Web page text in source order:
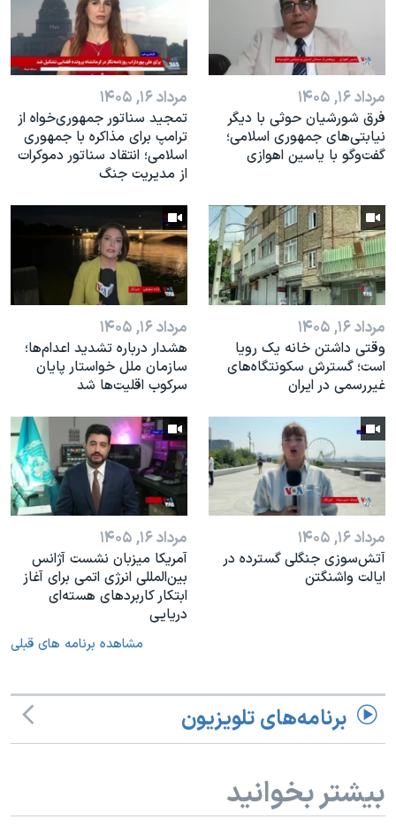
نرگس محمدی برنده جایزه نوبل صلح
همایش محافظه‌کاران آمریکا «سی‌پک»
صفحه‌های ویژه
سفر پرزیدنت ترامپ به چین
مرداد ۱۶, ۱۴۰۵
فرق شورشیان حوثی با دیگر
نیابتی‌های جمهوری اسلامی؛
گفت‌وگو با یاسین اهوازی
مرداد ۱۶, ۱۴۰۵
تمجید سناتور جمهوری‌خواه از
ترامپ برای مذاکره با جمهوری
اسلامی؛ انتقاد سناتور دموکرات
از مدیریت جنگ
مرداد ۱۶, ۱۴۰۵
وقتی داشتن خانه یک رویا
است؛ گسترش سکونتگاه‌های
غیررسمی در ایران
مرداد ۱۶, ۱۴۰۵
هشدار درباره تشدید اعدام‌ها؛
سازمان ملل خواستار پایان
سرکوب اقلیت‌ها شد
مرداد ۱۶, ۱۴۰۵
آتش‌سوزی جنگلی گسترده در
ایالت واشنگتن
مرداد ۱۶, ۱۴۰۵
آمریکا میزبان نشست آژانس
بین‌المللی انرژی اتمی برای آغاز
ابتکار کاربردهای هسته‌ای
دریایی
مشاهده برنامه های قبلی
برنامه‌های تلویزیون
بیشتر بخوانید